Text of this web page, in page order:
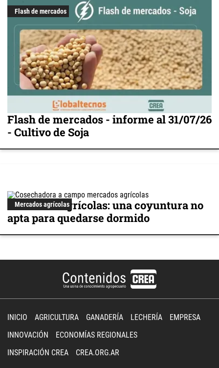
Flash de mercados
Flash de mercados - informe al 31/07/26
- Cultivo de Soja
Mercados agrícolas
Mercados agrícolas: una coyuntura no
apta para quedarse dormido
INICIO AGRICULTURA GANADERÍA LECHERÍA
EMPRESA
INNOVACIÓN
ECONOMÍAS REGIONALES
INSPIRACIÓN CREA
CREA.ORG.AR